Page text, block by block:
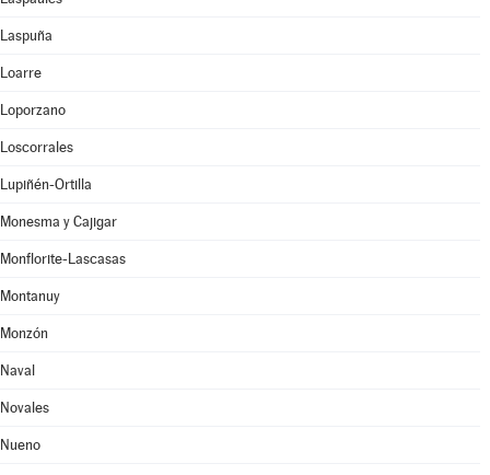
Laspuña
Loarre
Loporzano
Loscorrales
Lupiñén-Ortilla
Monesma y Cajigar
Monflorite-Lascasas
Montanuy
Monzón
Naval
Novales
Nueno